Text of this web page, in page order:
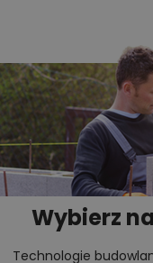
Wybierz
Technologie